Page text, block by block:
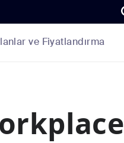
ve Fiyatlandırma